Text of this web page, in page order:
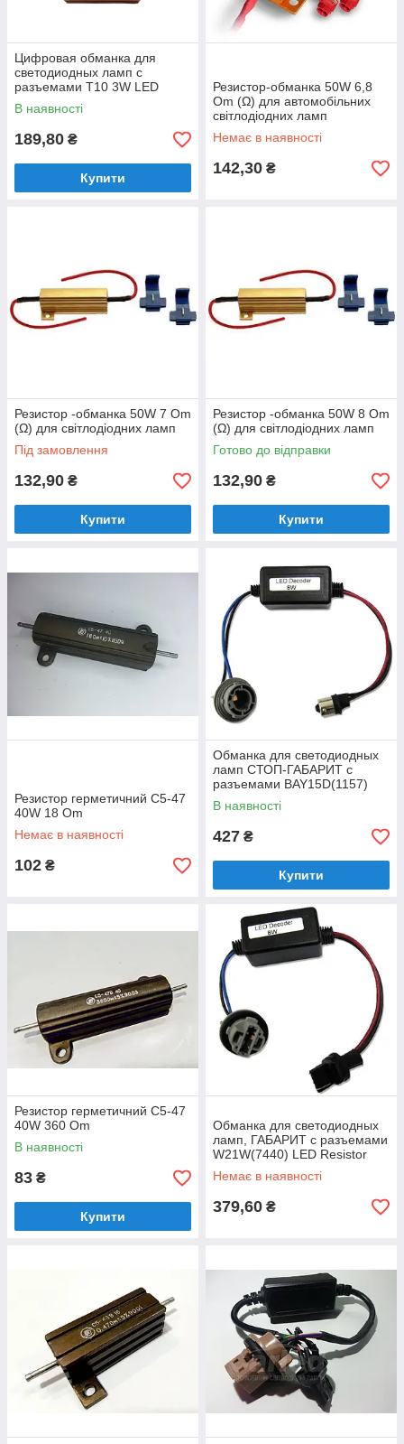
Цифровая обманка для
светодиодных ламп с
разъемами T10 3W LED
Warnning canceller
В наявності
189,80 ₴
Купити
Резистор-обманка 50W 6,8
Om (Ω) для автомобільних
світлодіодних ламп
Немає в наявності
142,30 ₴
Резистор -обманка 50W 7 Om
(Ω) для світлодіодних ламп
Під замовлення
132,90 ₴
Купити
Резистор -обманка 50W 8 Om
(Ω) для світлодіодних ламп
Готово до відправки
132,90 ₴
Купити
Резистор герметичний С5-47
40W 18 Om
Немає в наявності
102 ₴
Обманка для светодиодных
ламп СТОП-ГАБАРИТ с
разъемами BAY15D(1157)
Warnning canceller
В наявності
427 ₴
Купити
Резистор герметичний С5-47
40W 360 Om
В наявності
83 ₴
Купити
Обманка для светодиодных
ламп, ГАБАРИТ с разъемами
W21W(7440) LED Resistor
Warnning canceller
Немає в наявності
379,60 ₴